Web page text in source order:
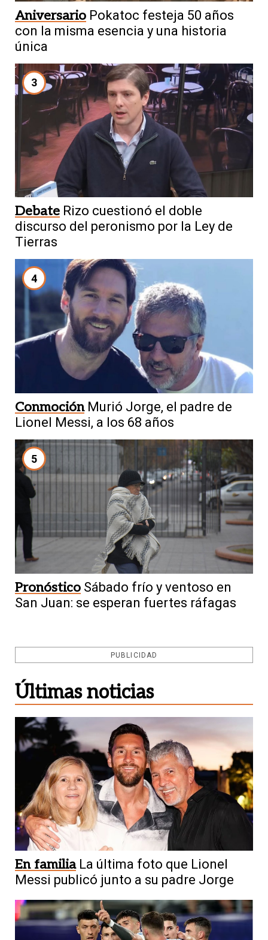
Aniversario Pokatoc festeja 50 años
con la misma esencia y una historia
única
3
Debate Rizo cuestionó el doble
discurso del peronismo por la Ley de
Tierras
4
Conmoción Murió Jorge, el padre de
Lionel Messi, a los 68 años
5
Pronóstico Sábado frío y ventoso en
San Juan: se esperan fuertes ráfagas
PUBLICIDAD
Últimas noticias
En familia La última foto que Lionel
Messi publicó junto a su padre Jorge